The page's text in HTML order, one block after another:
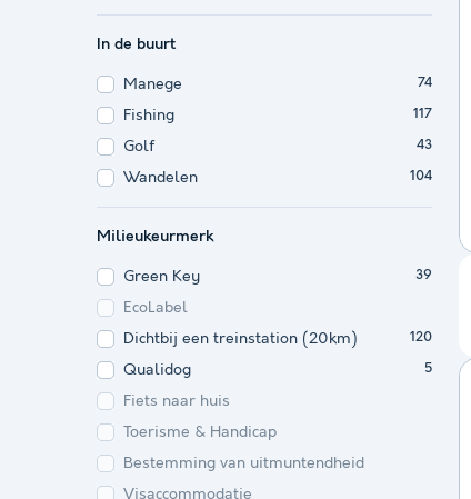
In de buurt
Manege 74
Fishing 117
Golf 43
Wandelen 104
Milieukeurmerk
Green Key 39
EcoLabel
Dichtbij een treinstation (20km)
120
Qualidog 5
Fiets naar huis
Toerisme & Handicap
Bestemming van uitmuntendheid
Visaccommodatie